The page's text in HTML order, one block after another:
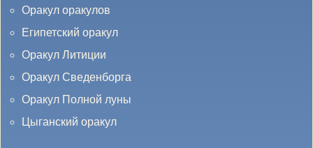
Оракул оракулов
Египетский оракул
Оракул Литиции
Оракул Сведенборга
Оракул Полной луны
Цыганский оракул